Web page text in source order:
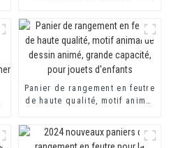
Panier de rangement en feutre
de haute qualité, motif animal
d'enfants